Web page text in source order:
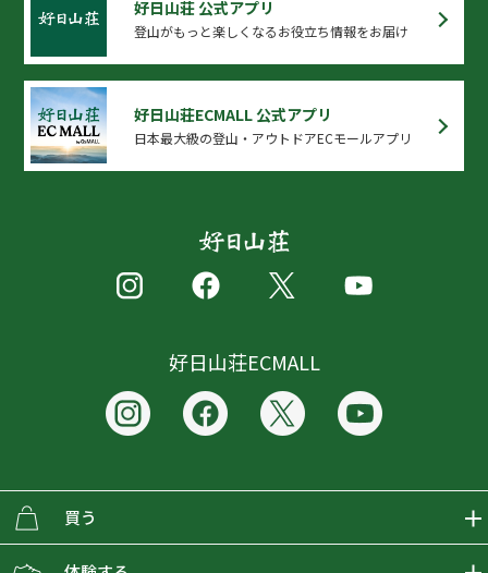
好日山荘 公式アプリ
登山がもっと楽しくなるお役立ち情報をお届け
好日山荘ECMALL 公式アプリ
日本最大級の登山・アウトドアECモールアプリ
好日山荘ECMALL
買う
ECMALLの商品をさがす